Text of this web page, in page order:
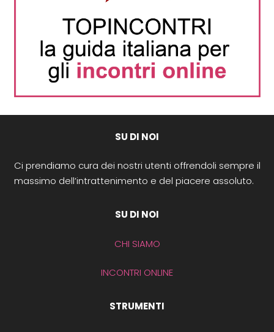
SU DI NOI
Ci prendiamo cura dei nostri utenti offrendoli sempre il
massimo dell’intrattenimento e del piacere assoluto.
SU DI NOI
CHI SIAMO
INCONTRI ONLINE
STRUMENTI